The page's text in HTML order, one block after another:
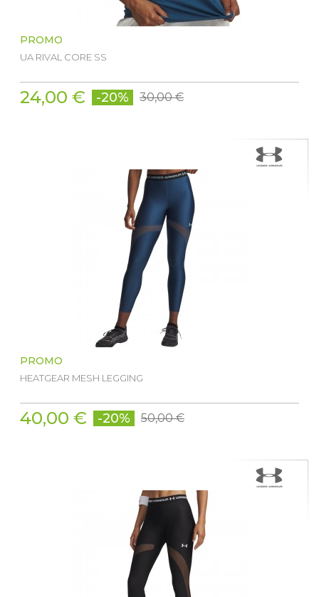
PROMO
UA RIVAL CORE SS
24,00 € -20% 30,00 €
PROMO
HEATGEAR MESH LEGGING
40,00 € -20% 50,00 €